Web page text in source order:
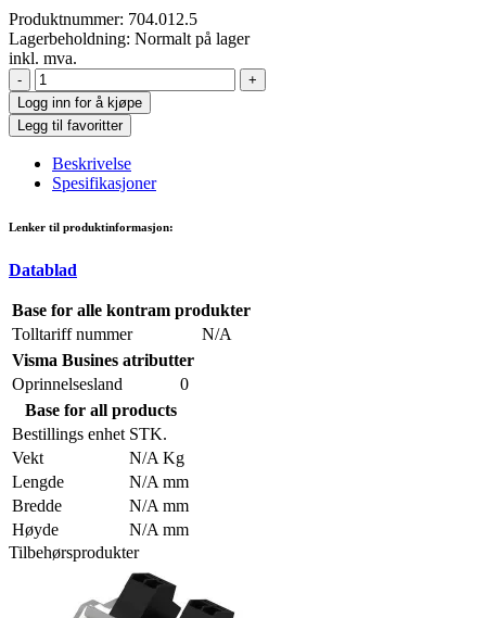
Produktnummer: 704.012.5
Lagerbeholdning: Normalt på lager
inkl. mva.
-
+
Logg inn for å kjøpe
Legg til favoritter
Beskrivelse
Spesifikasjoner
Lenker til produktinformasjon:
Datablad
Base for alle kontram produkter
Tolltariff nummer
N/A
Visma Busines atributter
Oprinnelsesland
0
Base for all products
Bestillings enhet STK.
Vekt
N/A Kg
Lengde
N/A mm
Bredde
N/A mm
Høyde
N/A mm
Tilbehørsprodukter